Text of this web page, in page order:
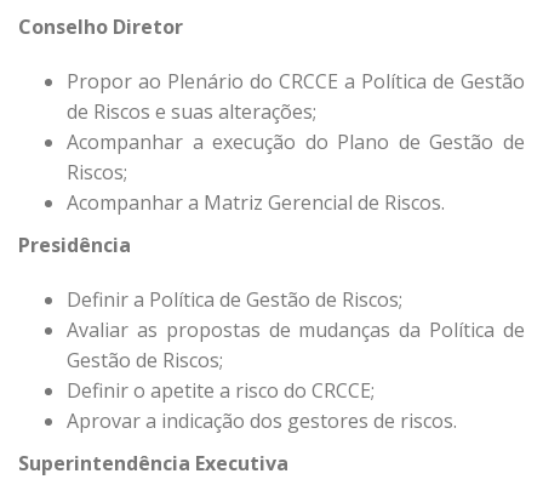
Conselho Diretor
Propor ao Plenário do CRCCE a Política de Gestão
de Riscos e suas alterações;
Acompanhar a execução do Plano de Gestão de
Riscos;
Acompanhar a Matriz Gerencial de Riscos.
Presidência
Definir a Política de Gestão de Riscos;
Avaliar as propostas de mudanças da Política de
Gestão de Riscos;
Definir o apetite a risco do CRCCE;
Aprovar a indicação dos gestores de riscos.
Superintendência Executiva